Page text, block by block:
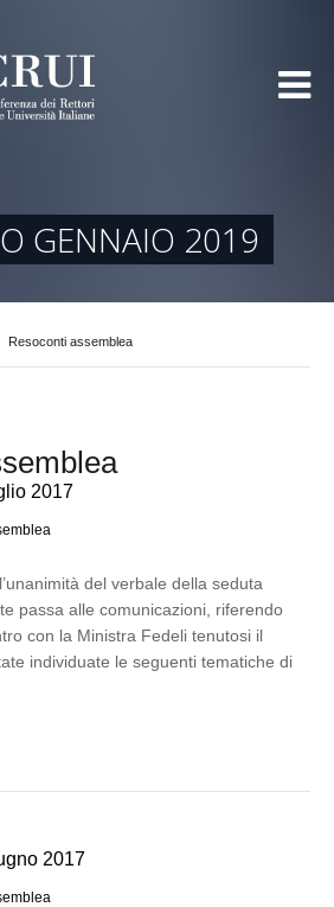
GENNAIO 2019
Resoconti assemblea
2017
del verbale della seduta
passa alle comunicazioni, riferendo
con la Ministra Fedeli tenutosi il
individuate le seguenti tematiche di
2017